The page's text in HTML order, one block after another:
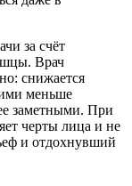
за счёт
Врач
снижается
меньше
заметными. При
черты лица и не
и отдохнувший